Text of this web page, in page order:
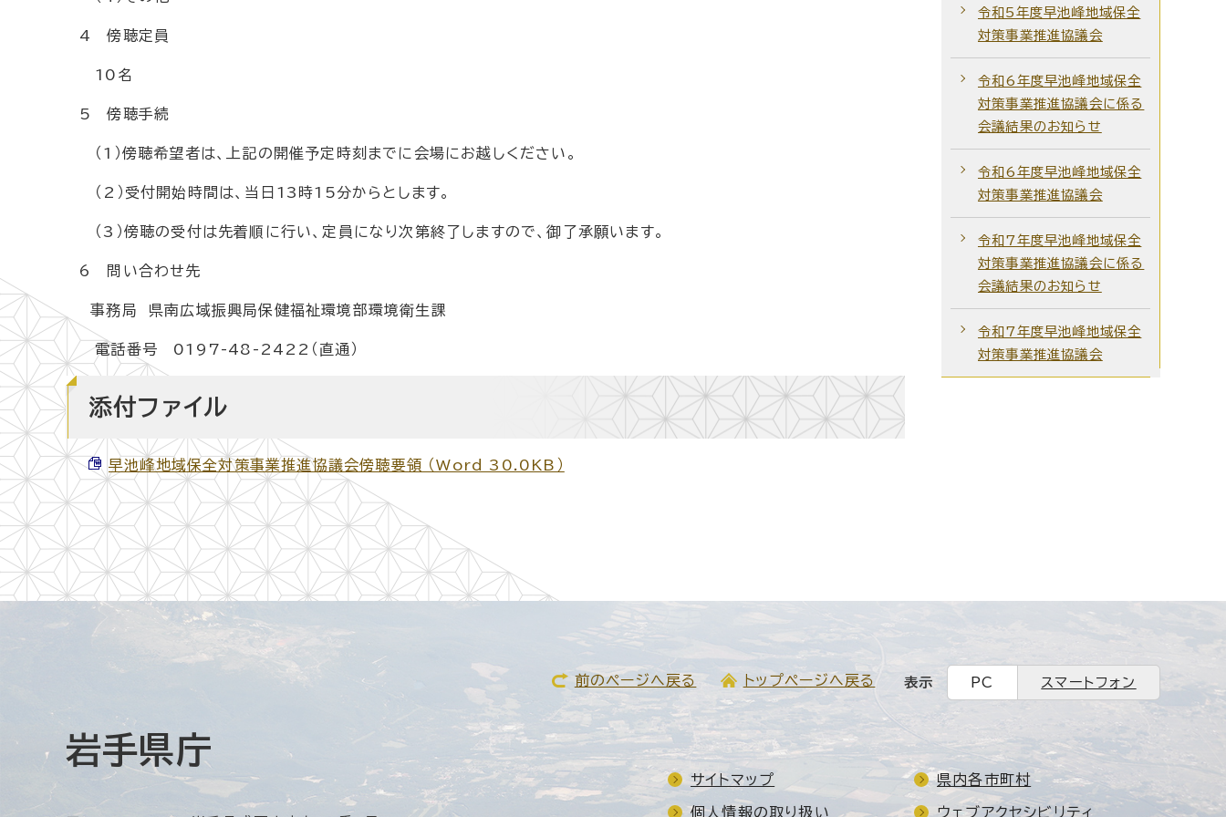
4 傍聴定員
10名
5 傍聴手続
（1）傍聴希望者は、上記の開催予定時刻までに会場にお越しください。
（2）受付開始時間は、当日13時15分からとします。
（3）傍聴の受付は先着順に行い、定員になり次第終了しますので、御了承願います。
6 問い合わせ先
事務局 県南広域振興局保健福祉環境部環境衛生課
電話番号 0197-48-2422（直通）
添付ファイル
早池峰地域保全対策事業推進協議会傍聴要領 （Word 30.0KB）
令和5年度早池峰地域保全
対策事業推進協議会
令和6年度早池峰地域保全
対策事業推進協議会に係る
会議結果のお知らせ
令和6年度早池峰地域保全
対策事業推進協議会
令和7年度早池峰地域保全
対策事業推進協議会に係る
会議結果のお知らせ
令和7年度早池峰地域保全
対策事業推進協議会
前のページへ戻る トップページへ戻る 表示 PC スマートフォン
岩手県庁
サイトマップ 県内各市町村
個人情報の取り扱い ウェブアクセシビリティ